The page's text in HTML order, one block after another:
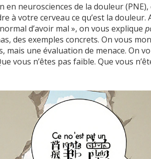
en neurosciences de la douleur
à votre cerveau ce qu’est la
normal d’avoir mal », on vous explique
des exemples concrets. On vous
mais une évaluation de menace. On
vous n’êtes pas faible. Que vous